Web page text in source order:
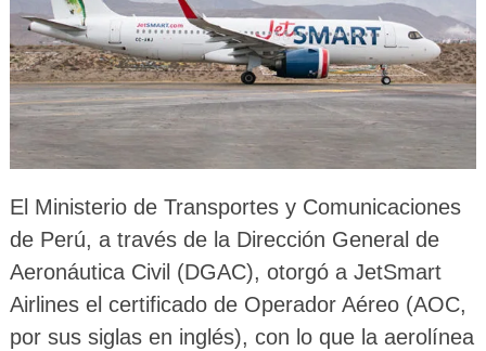
El Ministerio de Transportes y Comunicaciones
de Perú, a través de la Dirección General de
Aeronáutica Civil (DGAC), otorgó a JetSmart
Airlines el certificado de Operador Aéreo (AOC,
por sus siglas en inglés), con lo que la aerolínea